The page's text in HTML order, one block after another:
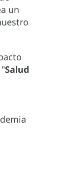
un
Salud